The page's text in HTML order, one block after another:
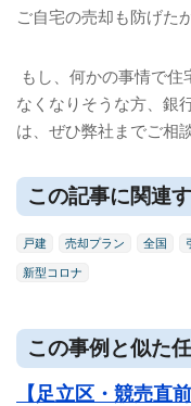
ご自宅の売却も防げた
もし、何かの事情で住
なくなりそうな方、銀
は、ぜひ弊社までご相
この記事に関連
戸建 売却プラン 全国
新型コロナ
この事例と似た
【足立区・競売直